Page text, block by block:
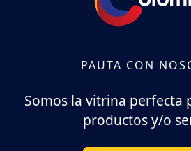
PAUTA CON
Somos la vitrina perfecta
productos y/o